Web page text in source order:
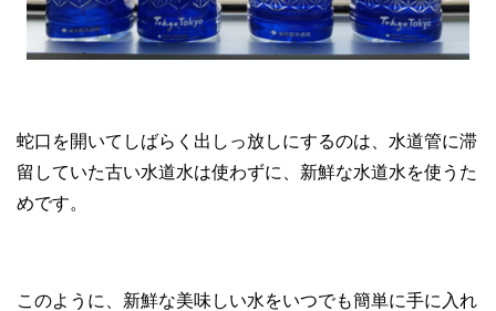
蛇口を開いてしばらく出しっ放しにするのは、水道管に滞
留していた古い水道水は使わずに、新鮮な水道水を使うた
めです。
このように、新鮮な美味しい水をいつでも簡単に手に入れ